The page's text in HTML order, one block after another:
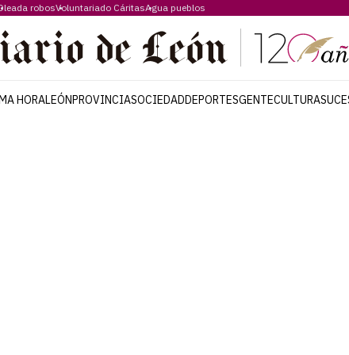
robosVoluntariado CáritasAgua pueblos
HORALEÓNPROVINCIASOCIEDADDEPORTESGENTECULTURA